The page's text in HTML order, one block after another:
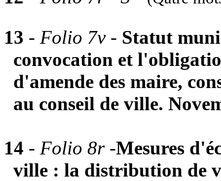
13 - Folio 7v - Statut
convocation et
d'amende des maire,
au conseil de ville.
14 - Folio 8r -Mesures
ville : la distribution de